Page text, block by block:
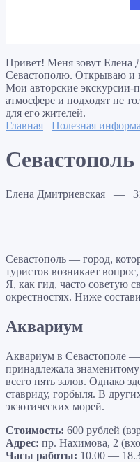
Привет! Меня зовут Елена
Севастополю. Открываю и
Мои авторские экскурсии-
атмосфере и подходят не
для его жителей.
Главная
Полезная
Елена Дмитриевская —
Севастополь — город,
туристов возникает
Я, как гид, часто советую
окрестностях. Ниже
Аквариум
Аквариум в Севастополе
принадлежала
всего пять залов. Однако
ставриду, горбыля. В
экзотических морей.
Стоимость: 600 рублей
Адрес: пр. Нахимова, 2
Часы работы: 10.00 —